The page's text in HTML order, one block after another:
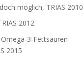
möglich, TRIAS 2010
2012
3-Fettsäuren
2015